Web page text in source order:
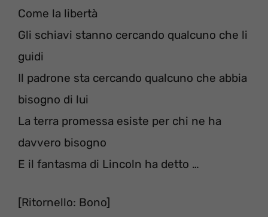
Come la libertà
Gli schiavi stanno cercando qualcuno che li
guidi
Il padrone sta cercando qualcuno che abbia
bisogno di lui
La terra promessa esiste per chi ne ha
davvero bisogno
E il fantasma di Lincoln ha detto …
[Ritornello: Bono]